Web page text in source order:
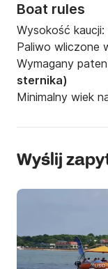
Boat rules
Wysokość kaucji:
Paliwo wliczone
Wymagany
sternika)
Minimalny wiek
Wyślij